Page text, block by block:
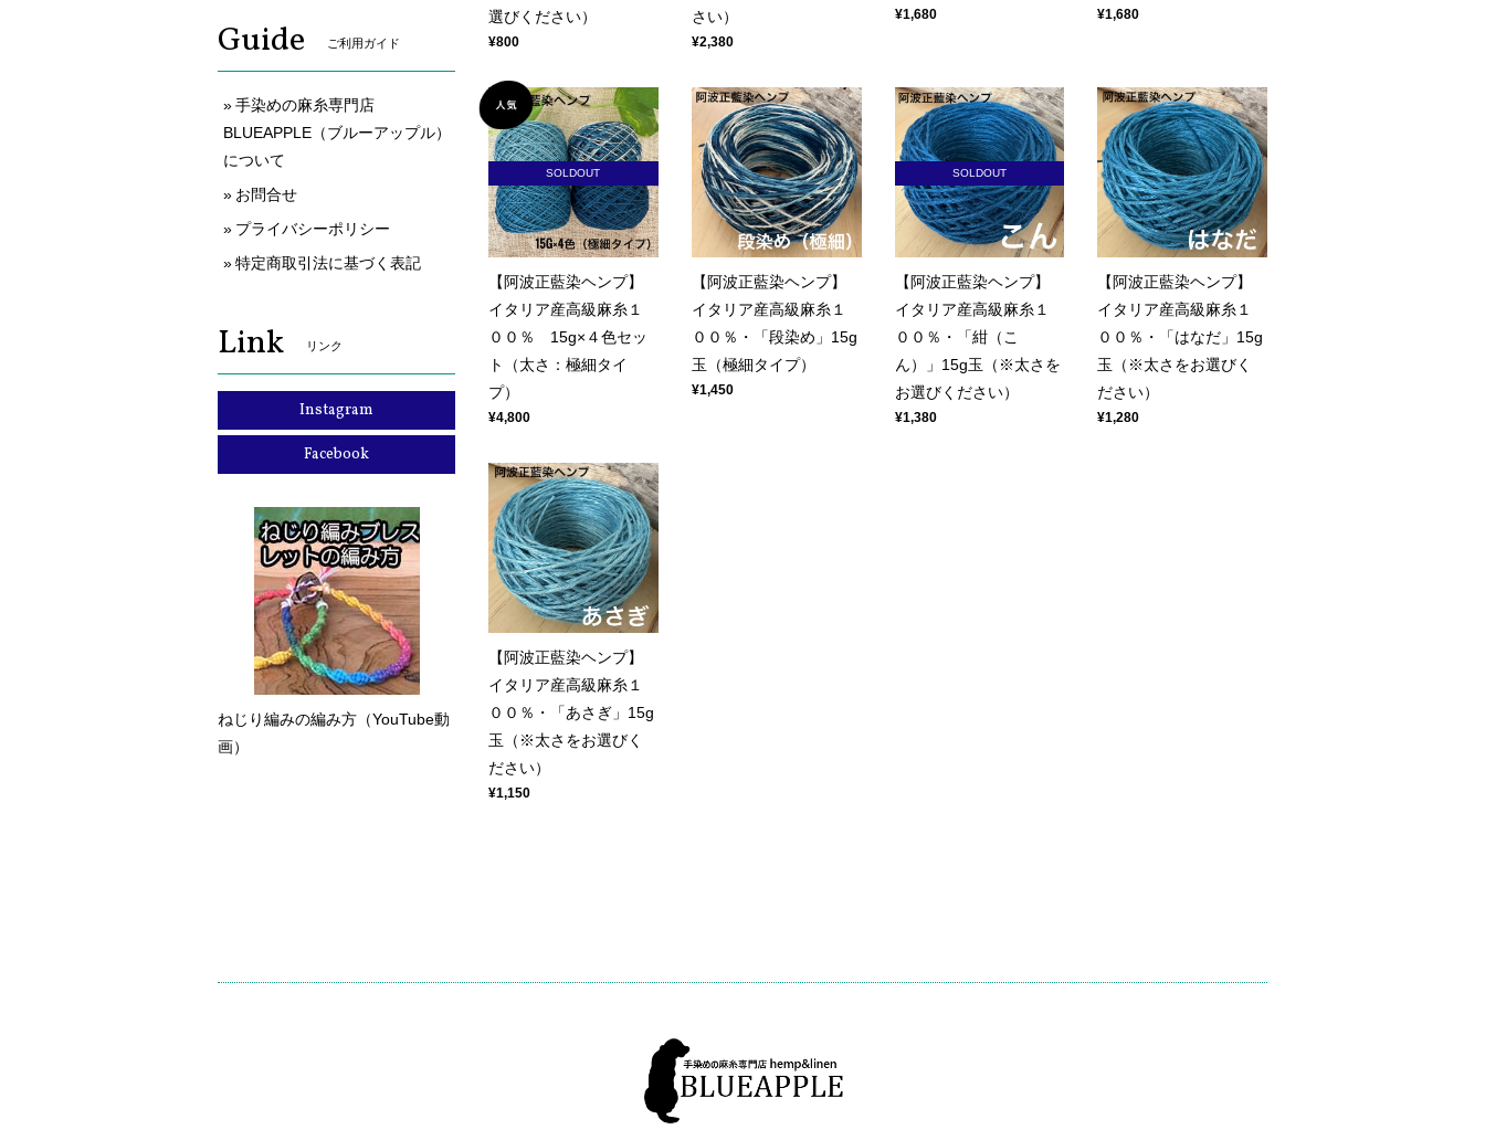
選びください）
¥800
さい）
¥2,380
¥1,680 ¥1,680
SOLDOUT
【阿波正藍染ヘンプ】
イタリア産高級麻糸１
００％ 15g×４色セッ
ト（太さ：極細タイ
プ）
¥4,800
【阿波正藍染ヘンプ】
イタリア産高級麻糸１
００％・「段染め」15g
玉（極細タイプ）
¥1,450
SOLDOUT
【阿波正藍染ヘンプ】
イタリア産高級麻糸１
００％・「紺（こ
ん）」15g玉（※太さを
お選びください）
¥1,380
【阿波正藍染ヘンプ】
イタリア産高級麻糸１
００％・「はなだ」15g
玉（※太さをお選びく
ださい）
¥1,280
【阿波正藍染ヘンプ】
イタリア産高級麻糸１
００％・「あさぎ」15g
玉（※太さをお選びく
ださい）
¥1,150
Guide ご利用ガイド
手染めの麻糸専門店
BLUEAPPLE（ブルーアップル）
について
お問合せ
プライバシーポリシー
特定商取引法に基づく表記
Link リンク
Instagram
Facebook
ねじり編みの編み方（YouTube動
画）